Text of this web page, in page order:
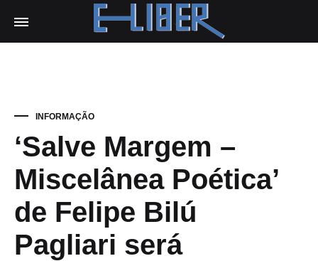
INFORMAÇÃO
‘Salve Margem –
Miscelânea Poética’
de Felipe Bilú
Pagliari será